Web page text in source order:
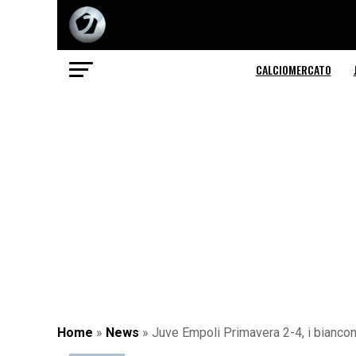
CALCIOMERCATO
Home » News » Juve Empoli Primavera 2-4, i